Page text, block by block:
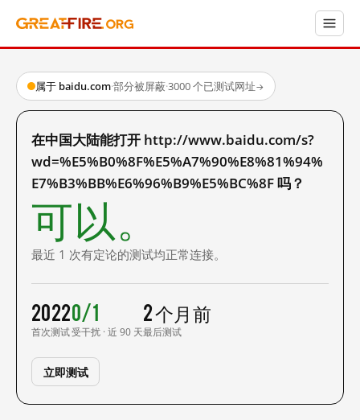
属于 baidu.com·部分被屏蔽·3000 个已测试网址→
在中国大陆能打开 http://www.baidu.com/s?
wd=%E5%B0%8F%E5%A7%90%E8%81%94%
E7%B3%BB%E6%96%B9%E5%BC%8F 吗？
可以。
最近 1 次有定论的测试均正常连接。
2022
首次测试
0/1
受干扰 · 近 90 天
2 个月前
最后测试
立即测试